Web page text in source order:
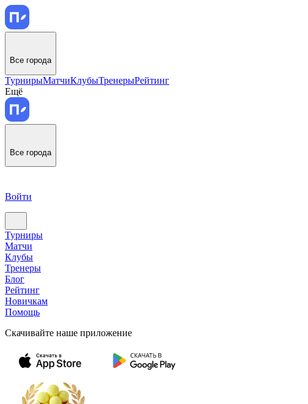
Все города
ТурнирыМатчиКлубыТренерыРейтинг
Ещё
Все города
Войти
Турниры
Матчи
Клубы
Тренеры
Блог
Рейтинг
Новичкам
Помощь
Скачивайте наше приложение